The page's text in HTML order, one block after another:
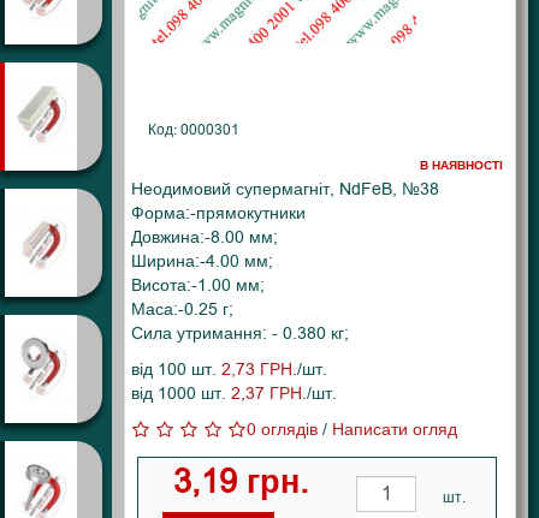
Код: 0000301
В НАЯВНОСТІ
Неодимовий супермагніт, NdFeB, №38
Форма:-прямокутники
Довжина:-8.00 мм;
Ширина:-4.00 мм;
Висота:-1.00 мм;
Маса:-0.25 г;
Сила утримання: - 0.380 кг;
від 100 шт.2,73 ГРН./шт.
від 1000 шт.2,37 ГРН./шт.
0 оглядів / Написати огляд
3,19 грн. шт.